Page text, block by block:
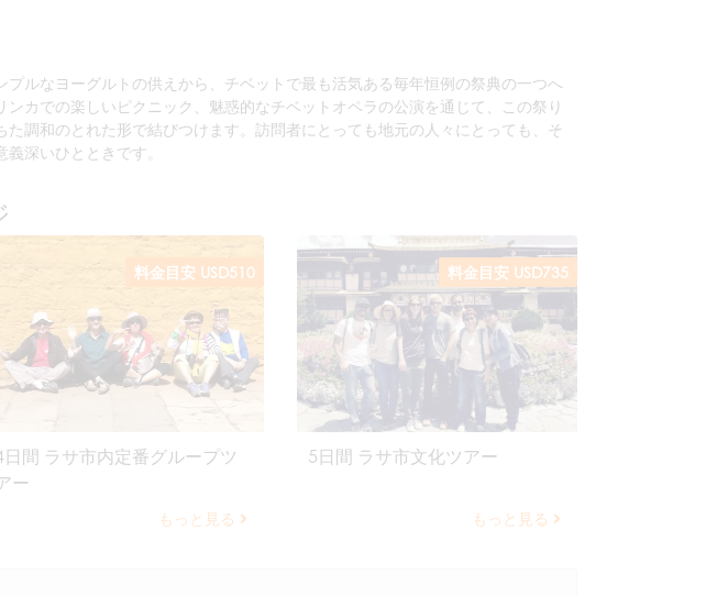
ルなヨーグルトの供えから、チベットで最も活気ある毎年恒例の祭典の一つへ
カでの楽しいピクニック、魅惑的なチベットオペラの公演を通じて、この祭り
調和のとれた形で結びつけます。訪問者にとっても地元の人々にとっても、そ
深いひとときです。
料金目安 USD510
日間 ラサ市内定番グループツ
ー
もっと見る
料金目安 USD735
5日間 ラサ市文化ツアー
もっと見る